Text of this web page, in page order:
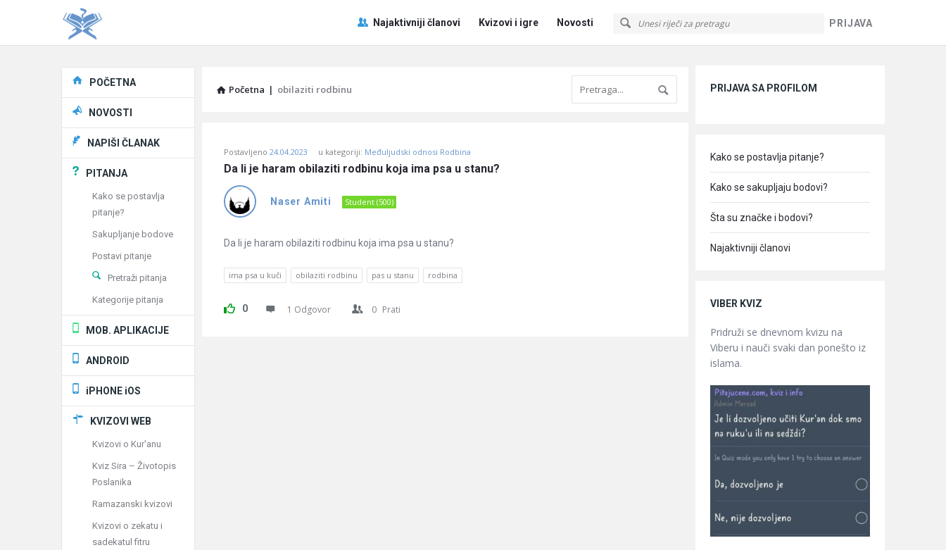
PRIJAVA
Pitaj
Učene
Najaktivniji članovi Kvizovi i igre Novosti
Početna | obilaziti rodbinu
Učene
Latest
Pitanja
Postavljeno 24.04.2023 u kategoriji: Međuljudski odnosi Rodbina
Da li je haram obilaziti rodbinu koja ima psa u stanu?
Naser Amiti Student (500)
Da li je haram obilaziti rodbinu koja ima psa u stanu?
ima psa u kuči obilaziti rodbinu pas u stanu rodbina
0 1 Odgovor 0 Prati
PRIJAVA SA PROFILOM
Kako se postavlja pitanje?
Kako se sakupljaju bodovi?
Šta su značke i bodovi?
Najaktivniji članovi
VIBER KVIZ
Pridruži se dnevnom kvizu na
Viberu i nauči svaki dan ponešto iz
islama.
Explore
POČETNA
NOVOSTI
NAPIŠI ČLANAK
PITANJA
Kako se postavlja
pitanje?
Sakupljanje bodove
Postavi pitanje
Pretraži pitanja
Kategorije pitanja
MOB. APLIKACIJE
ANDROID
iPHONE iOS
KVIZOVI WEB
Kvizovi o Kur'anu
Kviz Sira – Životopis
Poslanika
Ramazanski kvizovi
Kvizovi o zekatu i
sadekatul fitru